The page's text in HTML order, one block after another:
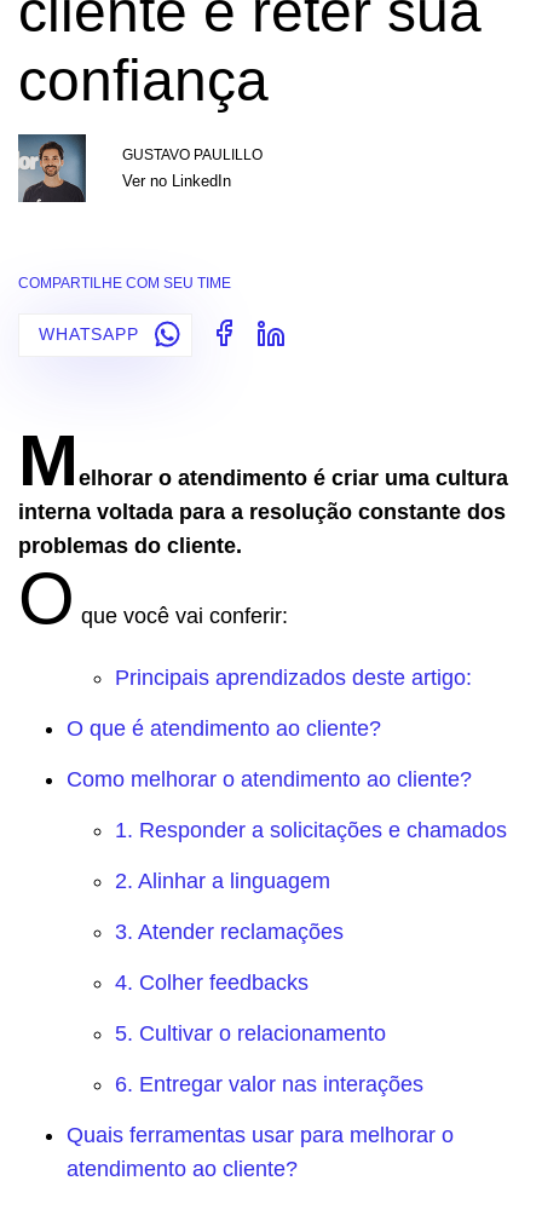
confiança
GUSTAVO PAULILLO
Ver no LinkedIn
COMPARTILHE COM SEU TIME
WHATSAPP
M elhorar o atendimento é criar uma cultura
interna voltada para a resolução constante dos
problemas do cliente.
O que você vai conferir:
Principais aprendizados deste artigo:
O que é atendimento ao cliente?
Como melhorar o atendimento ao cliente?
1. Responder a solicitações e chamados
2. Alinhar a linguagem
3. Atender reclamações
4. Colher feedbacks
5. Cultivar o relacionamento
6. Entregar valor nas interações
Quais ferramentas usar para melhorar o
atendimento ao cliente?